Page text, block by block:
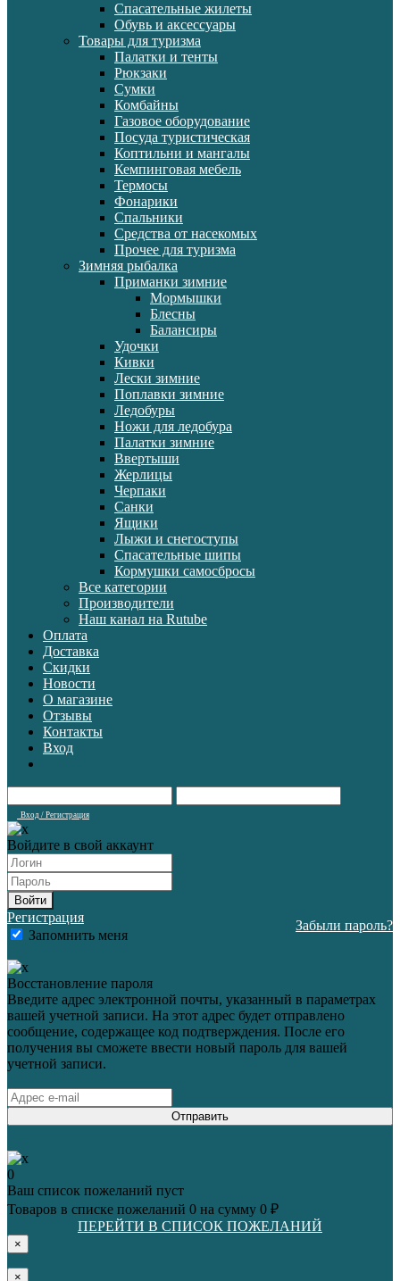
Спасательные жилеты
Обувь и аксессуары
Товары для туризма
Палатки и тенты
Рюкзаки
Сумки
Комбайны
Газовое оборудование
Посуда туристическая
Коптильни и мангалы
Кемпинговая мебель
Термосы
Фонарики
Спальники
Средства от насекомых
Прочее для туризма
Зимняя рыбалка
Приманки зимние
Мормышки
Блесны
Балансиры
Удочки
Кивки
Лески зимние
Поплавки зимние
Ледобуры
Ножи для ледобура
Палатки зимние
Ввертыши
Жерлицы
Черпаки
Санки
Ящики
Лыжи и снегоступы
Спасательные шипы
Кормушки самосбросы
Все категории
Производители
Наш канал на Rutube
Оплата
Доставка
Скидки
Новости
О магазине
Отзывы
Контакты
Вход
Вход / Регистрация
Войдите в свой аккаунт
Войти
Регистрация
Запомнить меня
Забыли пароль?
Восстановление пароля
Введите адрес электронной почты, указанный в параметрах
вашей учетной записи. На этот адрес будет отправлено
сообщение, содержащее код подтверждения. После его
получения вы сможете ввести новый пароль для вашей
учетной записи.
Отправить
0
Ваш список пожеланий пуст
Товаров в списке пожеланий 0 на сумму 0 ₽
ПЕРЕЙТИ В СПИСОК ПОЖЕЛАНИЙ
×
×